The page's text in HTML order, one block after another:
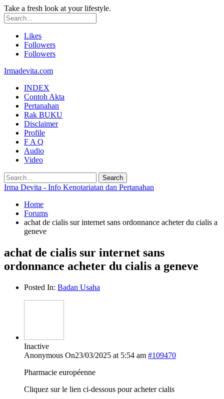
Take a fresh look at your lifestyle.
Likes
Followers
Followers
Irmadevita.com
INDEX
Contoh Akta
Pertanahan
Rak BUKU
Disclaimer
Profile
F A Q
Audio
Video
Irma Devita - Info Kenotariatan dan Pertanahan
Home
Forums
achat de cialis sur internet sans ordonnance acheter du cialis a
geneve
achat de cialis sur internet sans
ordonnance acheter du cialis a geneve
Posted In: Badan Usaha
Inactive
Anonymous On23/03/2025 at 5:54 am #109470
Pharmacie européenne
Cliquez sur le lien ci-dessous pour acheter cialis